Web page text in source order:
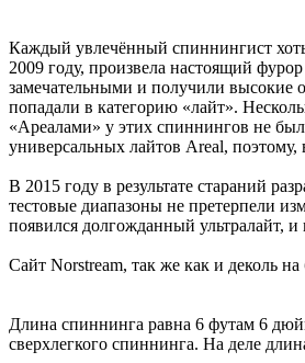
Каждый увлечённый спиннингист
2009 году, произвела настоящий
замечательными и получили высокие
попадали в категорию «лайт».
«Ареалами» у этих спиннингов не
универсальных лайтов Areal,
В 2015 году в результате стараний
тестовые диапазоны не претерпели
появился долгожданный ультралайт,
Сайт Norstream, так же как и деколь
Длина спиннинга равна 6 футам 6
сверхлегкого спиннинга. На деле